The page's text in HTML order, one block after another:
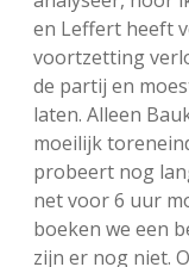
en Leffert heeft
voortzetting
de partij en
laten. Alleen
moeilijk
probeert nog
net voor 6 uur
boeken we een
zijn er nog niet.